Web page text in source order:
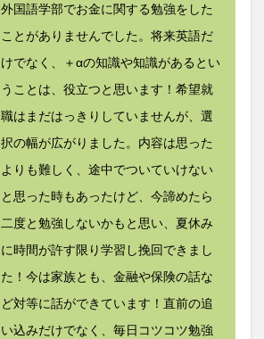
外国語学部でお金に関する勉強をした
ことがありませんでした。将来英語だ
けでなく、＋αの知識や知識があるとい
うことは、役立つと思います！希望就
職はまだはっきりしていませんが、選
択の幅が広がりました。内容は思った
よりも難しく、途中でついていけない
と思った時もあったけど、今諦めたら
二度と勉強しないかもと思い、夏休み
に時間が許す限り学習し挽回できまし
た！今は家族とも、金融や保険の話な
ど対等に話ができています！直前の追
い込みだけでなく、毎日コツコツ勉強